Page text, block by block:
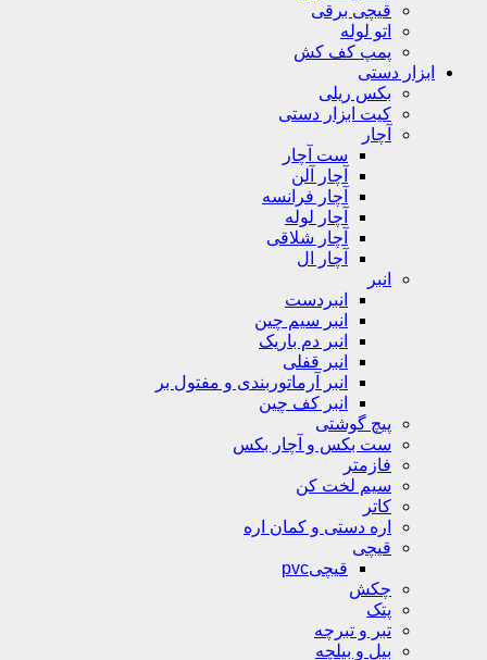
قیچی برقی
اتو لوله
پمپ کف کش
ابزار دستی
بکس ریلی
کیت ابزار دستی
آچار
ست آچار
آچار آلن
آچار فرانسه
آچار لوله
آچار شلاقی
آچار ال
انبر
انبردست
انبر سیم چین
انبر دم باریک
انبر قفلی
انبر آرماتوربندی و مفتول بر
انبر کف چین
پیچ گوشتی
ست بکس و آچار بکس
فازمتر
سیم لخت کن
کاتر
اره دستی و کمان اره
قیچی
قیچیpvc
چکش
پتک
تبر و تبرچه
بیل و بیلچه